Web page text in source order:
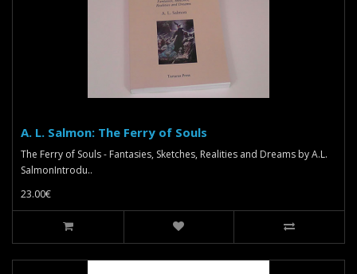
A. L. Salmon: The Ferry of Souls
The Ferry of Souls - Fantasies, Sketches, Realities and Dreams by A.L.
SalmonIntrodu..
23.00€